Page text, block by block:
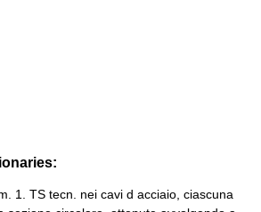
1. TS tecn. nei cavi d acciaio, ciascuna